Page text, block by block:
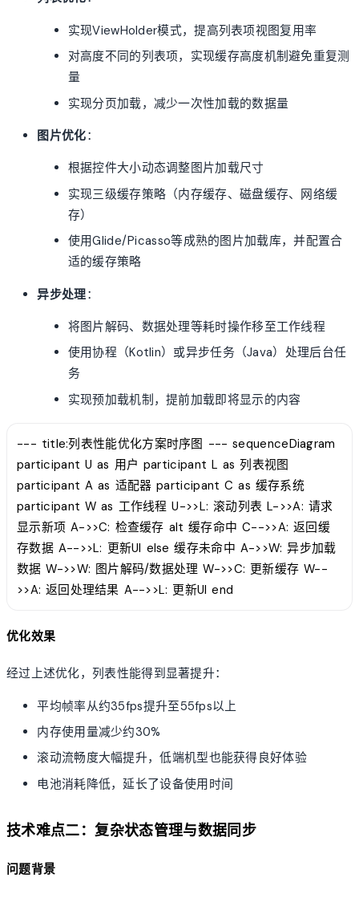
实现ViewHolder模式，提高列表项视图复用率
对高度不同的列表项，实现缓存高度机制避免重复测
量
实现分页加载，减少一次性加载的数据量
图片优化：
根据控件大小动态调整图片加载尺寸
实现三级缓存策略（内存缓存、磁盘缓存、网络缓
存）
使用Glide/Picasso等成熟的图片加载库，并配置合
适的缓存策略
异步处理：
将图片解码、数据处理等耗时操作移至工作线程
使用协程（Kotlin）或异步任务（Java）处理后台任
务
实现预加载机制，提前加载即将显示的内容
--- title:列表性能优化方案时序图 --- sequenceDiagram
participant U as 用户 participant L as 列表视图
participant A as 适配器 participant C as 缓存系统
participant W as 工作线程 U->>L: 滚动列表 L->>A: 请求
显示新项 A->>C: 检查缓存 alt 缓存命中 C-->>A: 返回缓
存数据 A-->>L: 更新UI else 缓存未命中 A->>W: 异步加载
数据 W->>W: 图片解码/数据处理 W->>C: 更新缓存 W--
>>A: 返回处理结果 A-->>L: 更新UI end
优化效果
经过上述优化，列表性能得到显著提升：
平均帧率从约35fps提升至55fps以上
内存使用量减少约30%
滚动流畅度大幅提升，低端机型也能获得良好体验
电池消耗降低，延长了设备使用时间
技术难点二：复杂状态管理与数据同步
问题背景